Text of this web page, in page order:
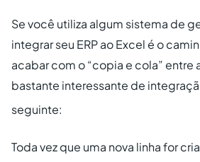
Se você utiliza algum sistema de
integrar seu ERP ao Excel é o
acabar com o “copia e cola” entre
bastante interessante de
seguinte:
Toda vez que uma nova linha for